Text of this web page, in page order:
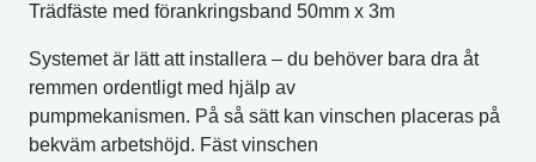
Trädfäste med förankringsband 50mm x 3m
Systemet är lätt att installera – du behöver bara dra åt
remmen ordentligt med hjälp av
pumpmekanismen. På så sätt kan vinschen placeras på
bekväm arbetshöjd. Fäst vinschen